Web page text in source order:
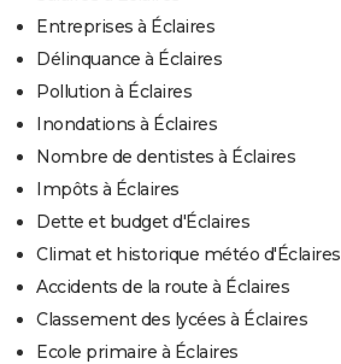
Entreprises à Éclaires
Délinquance à Éclaires
Pollution à Éclaires
Inondations à Éclaires
Nombre de dentistes à Éclaires
Impôts à Éclaires
Dette et budget d'Éclaires
Climat et historique météo d'Éclaires
Accidents de la route à Éclaires
Classement des lycées à Éclaires
Ecole primaire à Éclaires